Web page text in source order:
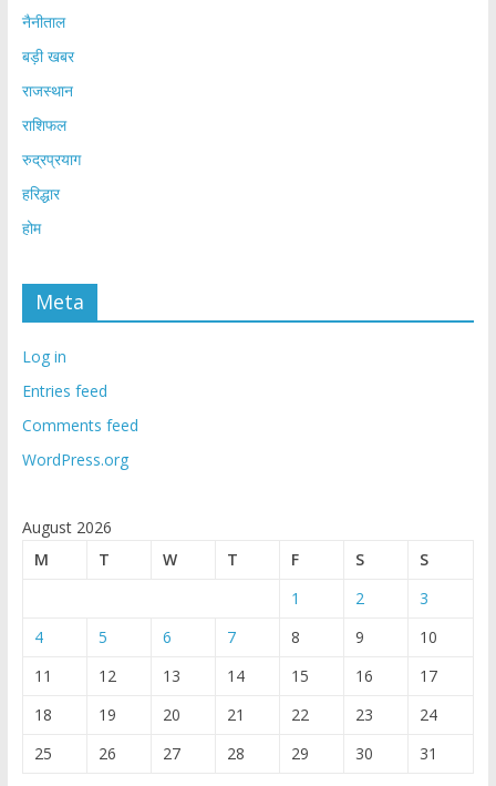
नैनीताल
बड़ी खबर
राजस्थान
राशिफल
रुद्रप्रयाग
हरिद्धार
होम
Meta
Log in
Entries feed
Comments feed
WordPress.org
August 2026
M
T W T F S
S
1
2
3
4
5 6 7 8 9
10
11
12 13 14 15 16
17
18
19 20 21 22 23
24
25
26 27 28 29 30 31